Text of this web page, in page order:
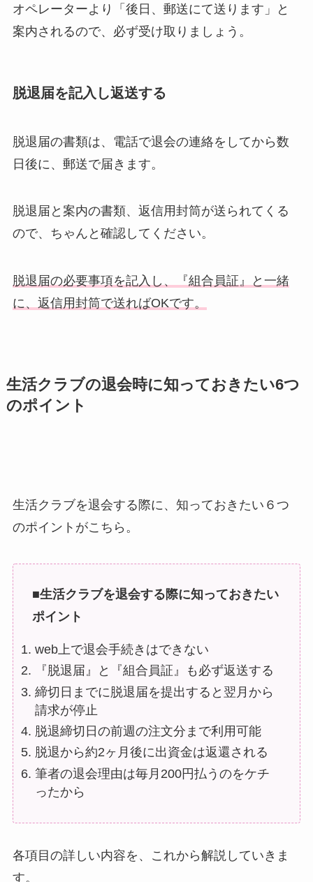
オペレーターより「後日、郵送にて送ります」と
案内されるので、必ず受け取りましょう。
脱退届を記入し返送する
脱退届の書類は、電話で退会の連絡をしてから数
日後に、郵送で届きます。
脱退届と案内の書類、返信用封筒が送られてくる
ので、ちゃんと確認してください。
脱退届の必要事項を記入し、『組合員証』と一緒
に、返信用封筒で送ればOKです。
生活クラブの退会時に知っておきたい6つ
のポイント
生活クラブを退会する際に、知っておきたい６つ
のポイントがこちら。
■生活クラブを退会する際に知っておきたい
ポイント
web上で退会手続きはできない
『脱退届』と『組合員証』も必ず返送する
締切日までに脱退届を提出すると翌月から
請求が停止
脱退締切日の前週の注文分まで利用可能
脱退から約2ヶ月後に出資金は返還される
筆者の退会理由は毎月200円払うのをケチ
ったから
各項目の詳しい内容を、これから解説していきま
す。